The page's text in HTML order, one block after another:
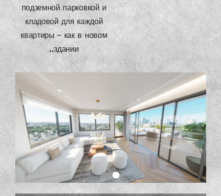
подземной парковкой и
кладовой для каждой
квартиры — как в новом
здании.
.